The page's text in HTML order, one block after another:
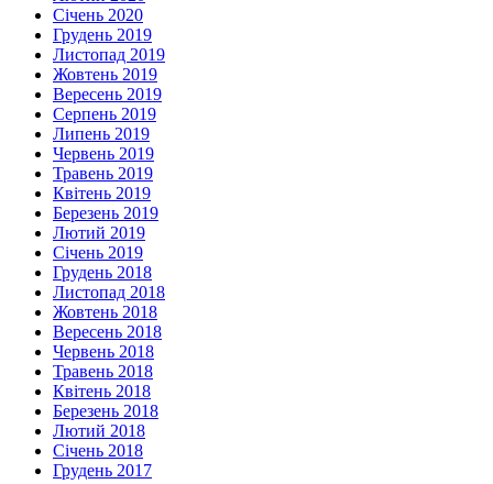
Січень 2020
Грудень 2019
Листопад 2019
Жовтень 2019
Вересень 2019
Серпень 2019
Липень 2019
Червень 2019
Травень 2019
Квітень 2019
Березень 2019
Лютий 2019
Січень 2019
Грудень 2018
Листопад 2018
Жовтень 2018
Вересень 2018
Червень 2018
Травень 2018
Квітень 2018
Березень 2018
Лютий 2018
Січень 2018
Грудень 2017